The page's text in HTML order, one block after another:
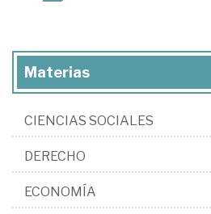
Materias
CIENCIAS SOCIALES
DERECHO
ECONOMÍA